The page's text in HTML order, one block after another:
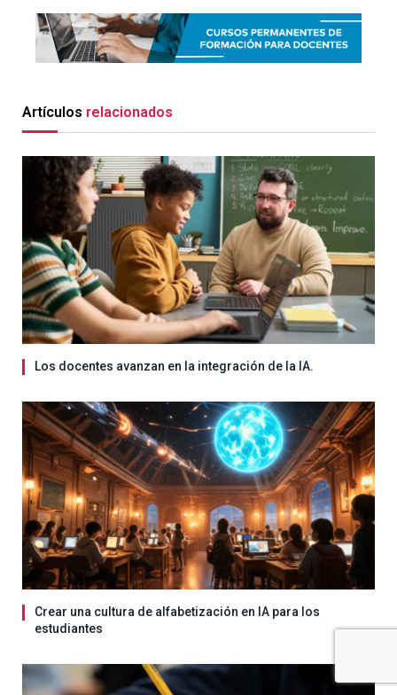
Artículos relacionados
Los docentes avanzan en la integración de la IA.
Crear una cultura de alfabetización en IA para los
estudiantes